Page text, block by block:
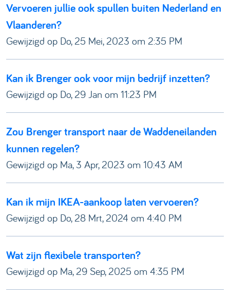
Vervoeren jullie ook spullen buiten Nederland en
Vlaanderen?
Gewijzigd op Do, 25 Mei, 2023 om 2:35 PM
Kan ik Brenger ook voor mijn bedrijf inzetten?
Gewijzigd op Do, 29 Jan om 11:23 PM
Zou Brenger transport naar de Waddeneilanden
kunnen regelen?
Gewijzigd op Ma, 3 Apr, 2023 om 10:43 AM
Kan ik mijn IKEA-aankoop laten vervoeren?
Gewijzigd op Do, 28 Mrt, 2024 om 4:40 PM
Wat zijn flexibele transporten?
Gewijzigd op Ma, 29 Sep, 2025 om 4:35 PM